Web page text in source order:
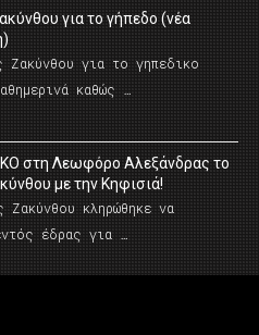
για το γήπεδο (νέα
Ζακύνθου για το γηπεδικο
καθώς …
στη Λεωφόρο Αλεξάνδρας το
με την Κηφισιά!
Ζακύνθου κληρώθηκε να
έδρας για …